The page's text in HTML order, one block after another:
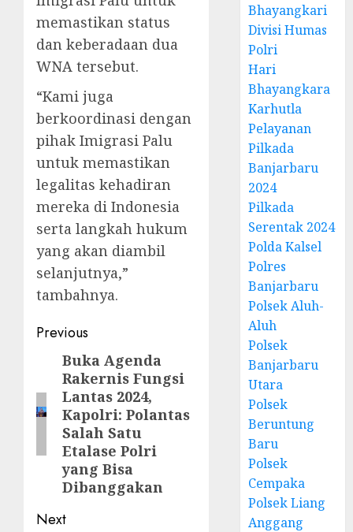
memastikan status
dan keberadaan dua
WNA tersebut.
“Kami juga
berkoordinasi dengan
pihak Imigrasi Palu
untuk memastikan
legalitas kehadiran
mereka di Indonesia
serta langkah hukum
yang akan diambil
selanjutnya,”
tambahnya.
Previous
Buka Agenda
Rakernis Fungsi
Lantas 2024,
Kapolri: Polantas
Salah Satu
Etalase Polri
yang Bisa
Dibanggakan
Next
Bhayangkari
Divisi Humas
Polri
Hari
Bhayangkara
Karhutla
Pelayanan
Pilkada
Banjarbaru
2024
Pilkada
Serentak 2024
Polda Kalsel
Polres
Banjarbaru
Polsek Aluh-
Aluh
Polsek
Banjarbaru
Utara
Polsek
Beruntung
Baru
Polsek
Cempaka
Polsek Liang
Anggang